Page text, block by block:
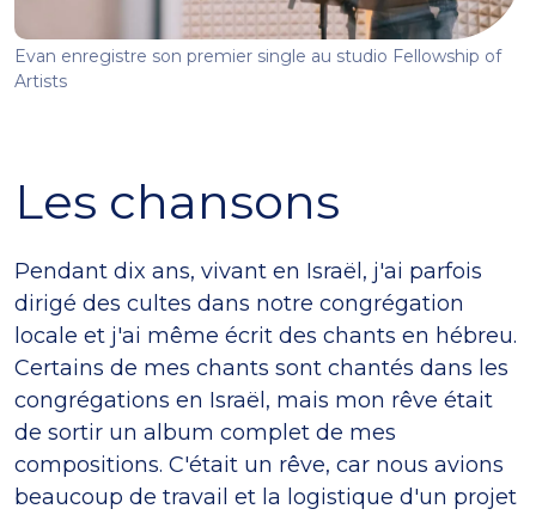
Evan enregistre son premier single au studio Fellowship of
Artists
Les chansons
Pendant dix ans, vivant en Israël, j'ai parfois
dirigé des cultes dans notre congrégation
locale et j'ai même écrit des chants en hébreu.
Certains de mes chants sont chantés dans les
congrégations en Israël, mais mon rêve était
de sortir un album complet de mes
compositions. C'était un rêve, car nous avions
beaucoup de travail et la logistique d'un projet